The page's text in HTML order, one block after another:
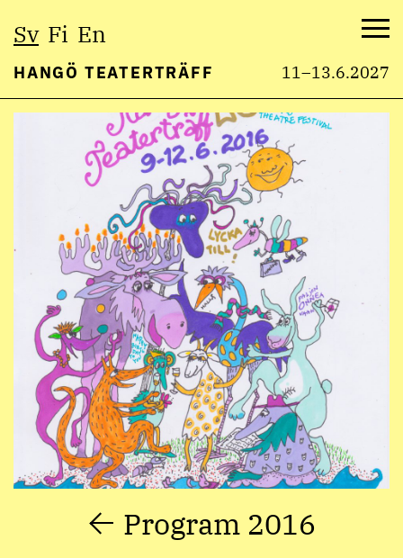
Sv Fi En
HANGÖ TEATERTRÄFF 11–13.6.2027
Program 2016